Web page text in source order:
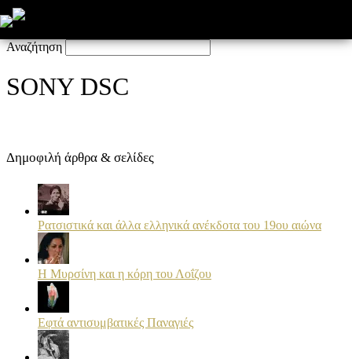
Αναζήτηση
SONY DSC
Δημοφιλή άρθρα & σελίδες
Ρατσιστικά και άλλα ελληνικά ανέκδοτα του 19ου αιώνα
Η Μυρσίνη και η κόρη του Λοΐζου
Εφτά αντισυμβατικές Παναγιές